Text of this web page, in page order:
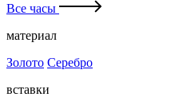
Все часы
материал
Золото Серебро
вставки